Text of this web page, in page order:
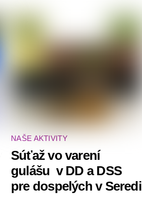
NAŠE AKTIVITY
Súťaž vo varení
gulášu ‍ v DD a DSS
pre dospelých v Seredi